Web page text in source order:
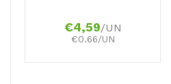
€4,59/UN
€0.66/UN